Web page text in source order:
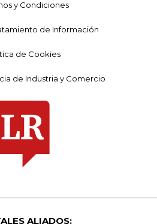
y Condiciones
de Información
de Cookies
de Industria y Comercio
ALIADOS: